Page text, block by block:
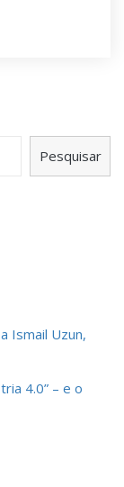
Pesquisar
Ismail Uzun,
4.0” – e o